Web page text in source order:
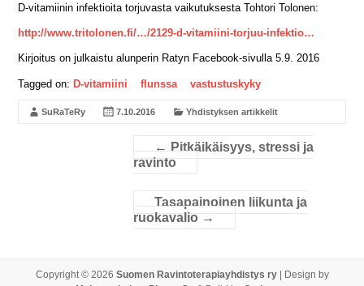
D-vitamiinin infektioita torjuvasta vaikutuksesta Tohtori Tolonen:
http://www.tritolonen.fi/…/2129-d-vitamiini-torjuu-infektio…
Kirjoitus on julkaistu alunperin Ratyn Facebook-sivulla 5.9. 2016
Tagged on:D-vitamiini flunssa vastustuskyky
SuRaTeRy 7.10.2016 Yhdistyksen artikkelit
← Pitkäikäisyys, stressi ja
ravinto
Tasapainoinen liikunta ja
ruokavalio →
Copyright © 2026 Suomen Ravintoterapiayhdistys ry| Design by